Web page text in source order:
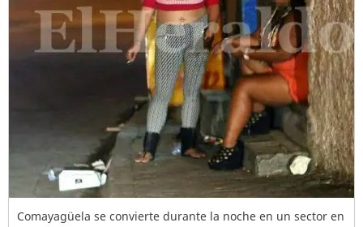
Comayagüela se convierte durante la noche en un sector en